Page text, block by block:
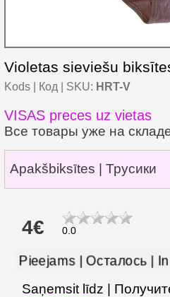
Violetas sieviešu
Kods | Код | SKU: HRT-V
VISAS preces uz vietas
Все товары уже на
Apakšbiksītes | Трусики
4€ 0.0
Pieejams | Осталось |
Saņemsit līdz |